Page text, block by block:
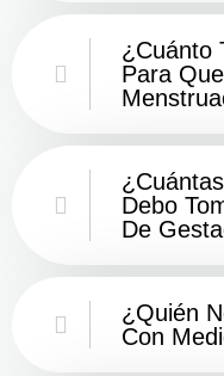
¿Cuánto
Para
Debo
De
¿Quién
Con